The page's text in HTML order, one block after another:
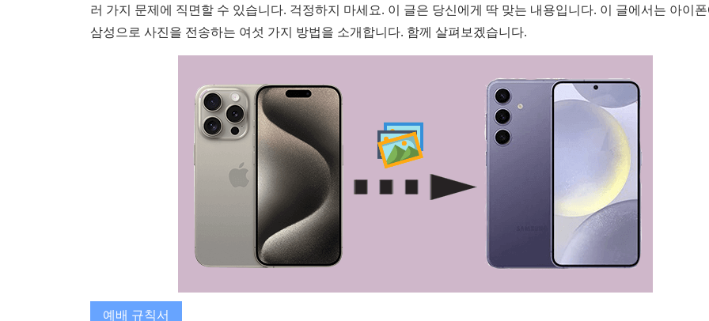
러 가지 문제에 직면할 수 있습니다. 걱정하지 마세요. 이 글은 당신에게 딱 맞는 내용입니다. 이 글에서는 아이
삼성으로 사진을 전송하는 여섯 가지 방법을 소개합니다. 함께 살펴보겠습니다.
예배 규칙서